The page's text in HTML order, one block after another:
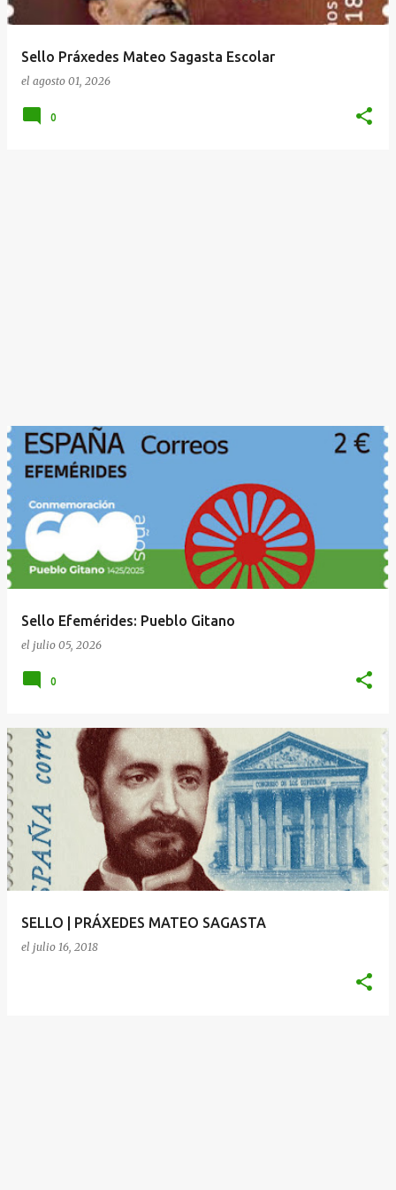
d
Sello Práxedes Mateo Sagasta Escolar
el agosto 01, 2026
0
Sello Efemérides: Pueblo Gitano
el julio 05, 2026
0
SELLO | PRÁXEDES MATEO SAGASTA
el julio 16, 2018